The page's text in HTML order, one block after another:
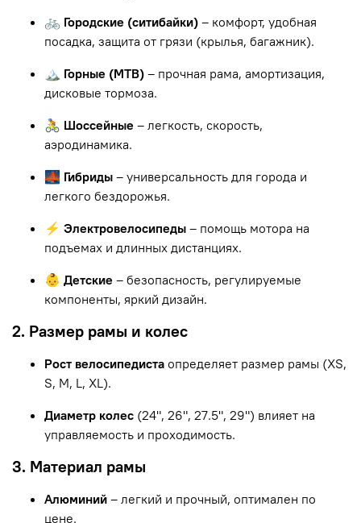
🚲 Городские (ситибайки) – комфорт, удобная
посадка, защита от грязи (крылья, багажник).
🏔 Горные (MTB) – прочная рама, амортизация,
дисковые тормоза.
🚴 Шоссейные – легкость, скорость,
аэродинамика.
🌉 Гибриды – универсальность для города и
легкого бездорожья.
⚡ Электровелосипеды – помощь мотора на
подъемах и длинных дистанциях.
👶 Детские – безопасность, регулируемые
компоненты, яркий дизайн.
2. Размер рамы и колес
Рост велосипедиста определяет размер рамы (XS,
S, M, L, XL).
Диаметр колес (24", 26", 27.5", 29") влияет на
управляемость и проходимость.
3. Материал рамы
Алюминий – легкий и прочный, оптимален по
цене.